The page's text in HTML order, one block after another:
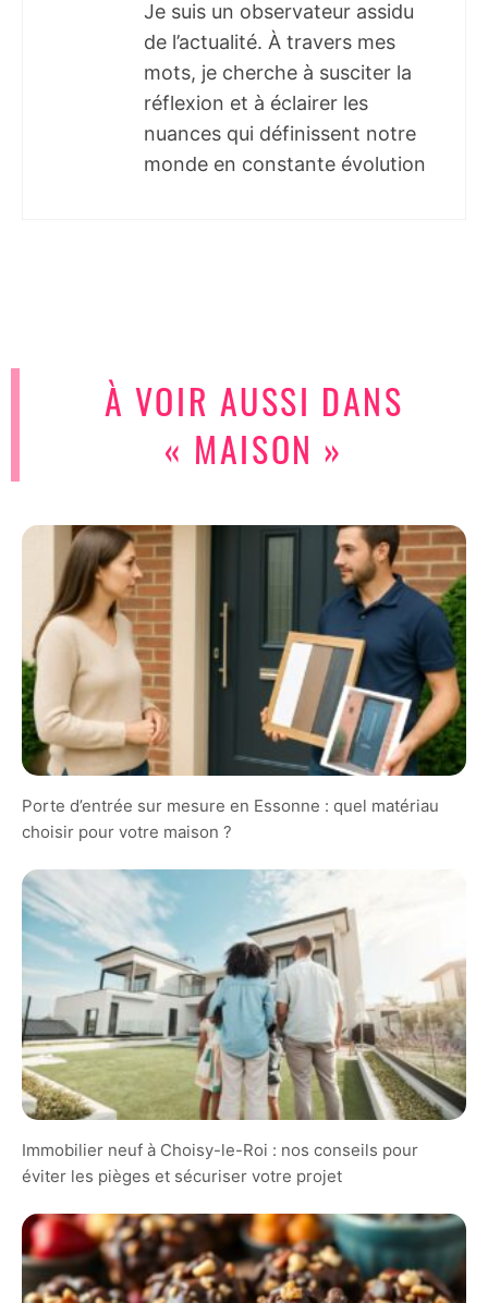
Je suis un observateur assidu
de l’actualité. À travers mes
mots, je cherche à susciter la
réflexion et à éclairer les
nuances qui définissent notre
monde en constante évolution
À VOIR AUSSI DANS
« MAISON »
Porte d’entrée sur mesure en Essonne : quel matériau
choisir pour votre maison ?
Immobilier neuf à Choisy-le-Roi : nos conseils pour
éviter les pièges et sécuriser votre projet